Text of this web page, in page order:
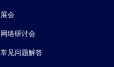
展会
网络研讨会
常见问题解答